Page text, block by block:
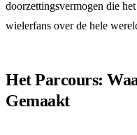
doorzettingsvermogen die
wielerfans over de hele
Het Parcours:
Gemaakt